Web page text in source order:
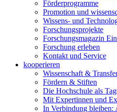
Förderprogramme
Promotion und
Wissens- und
Forschungsprojekte
Forschungsmagazin
Forschung erleben
Kontakt und Service
kooperieren
Wissenschaft &
Fördern & Stiften
Die Hochschule als
Mit Expertinnen und
In Verbindung bleiben: